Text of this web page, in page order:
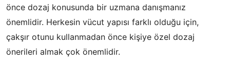
önce dozaj konusunda bir uzmana danışmanız
önemlidir. Herkesin vücut yapısı farklı olduğu için,
çakşır otunu kullanmadan önce kişiye özel dozaj
önerileri almak çok önemlidir.